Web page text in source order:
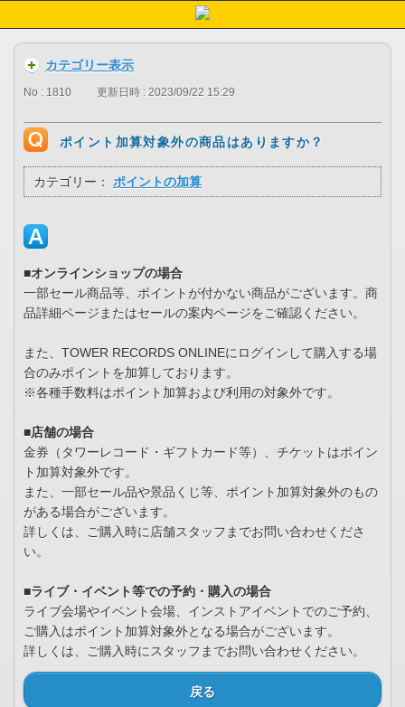
カテゴリー表示
No : 1810 更新日時 : 2023/09/22 15:29
ポイント加算対象外の商品はありますか？
カテゴリー： ポイントの加算
■オンラインショップの場合
一部セール商品等、ポイントが付かない商品がございます。商
品詳細ページまたはセールの案内ページをご確認ください。
また、TOWER RECORDS ONLINEにログインして購入する場
合のみポイントを加算しております。
※各種手数料はポイント加算および利用の対象外です。
■店舗の場合
金券（タワーレコード・ギフトカード等）、チケットはポイン
ト加算対象外です。
また、一部セール品や景品くじ等、ポイント加算対象外のもの
がある場合がございます。
詳しくは、ご購入時に店舗スタッフまでお問い合わせくださ
い。
■ライブ・イベント等での予約・購入の場合
ライブ会場やイベント会場、インストアイベントでのご予約、
ご購入はポイント加算対象外となる場合がございます。
詳しくは、ご購入時にスタッフまでお問い合わせください。
戻る